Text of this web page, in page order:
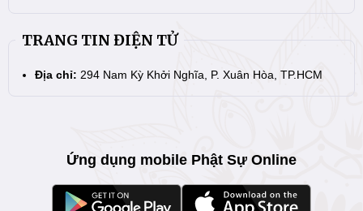
TRANG TIN ĐIỆN TỬ
Địa chỉ: 294 Nam Kỳ Khởi Nghĩa, P. Xuân Hòa, TP.HCM
Ứng dụng mobile Phật Sự Online